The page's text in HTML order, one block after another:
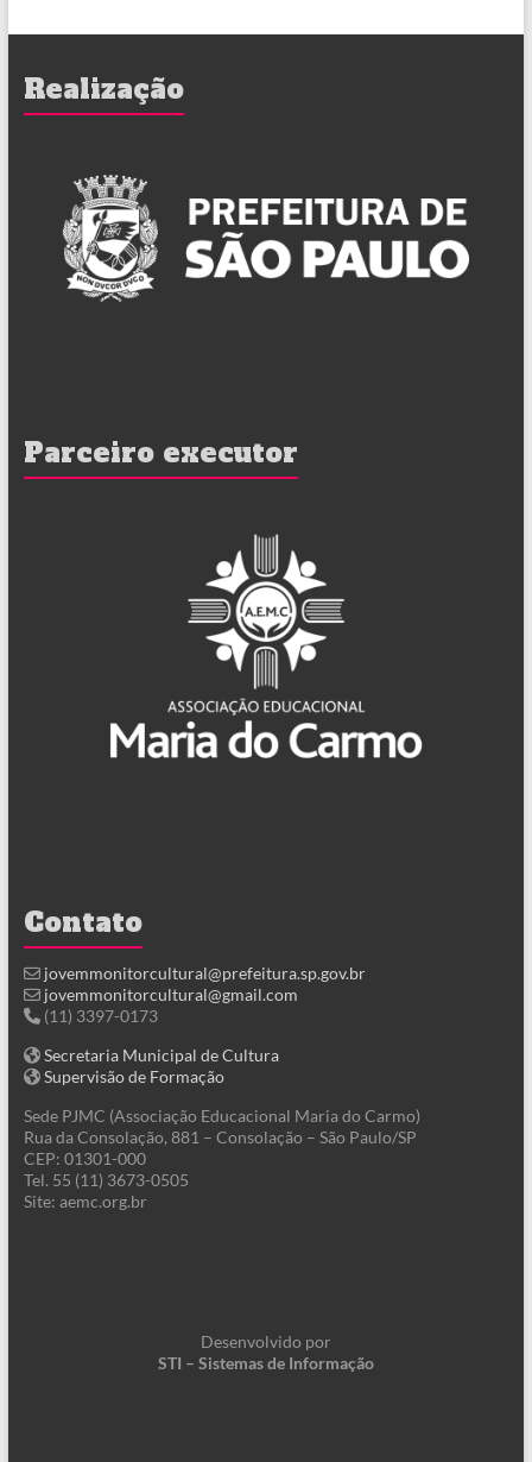
Realização
Parceiro executor
Contato
jovemmonitorcultural@prefeitura.sp.gov.br
jovemmonitorcultural@gmail.com
(11) 3397-0173
Secretaria Municipal de Cultura
Supervisão de Formação
Sede PJMC (Associação Educacional Maria do Carmo)
Rua da Consolação, 881 – Consolação – São Paulo/SP
CEP: 01301-000
Tel. 55 (11) 3673-0505
Site: aemc.org.br
Desenvolvido por
STI – Sistemas de Informação